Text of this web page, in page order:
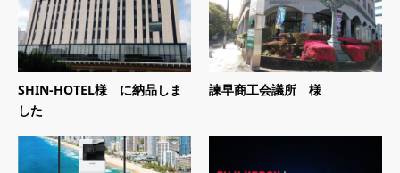
SHIN-HOTEL様 に納品しま
した
諫早商工会議所 様